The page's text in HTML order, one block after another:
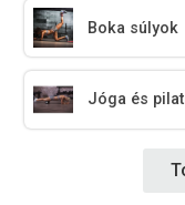
Boka súlyok
Jóga és